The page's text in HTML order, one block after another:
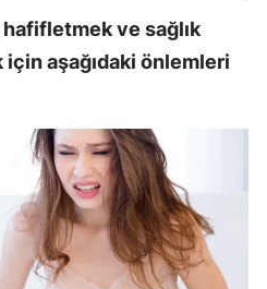
ve sağlık
aşağıdaki önlemleri